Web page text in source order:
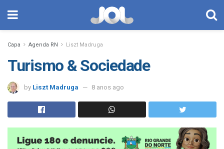
Capa Agenda RN Liszt Madruga
Turismo & Sociedade
by Liszt Madruga 8 anos ago